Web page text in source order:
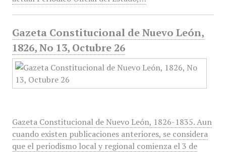
Gazeta Constitucional de Nuevo León,
1826, No 13, Octubre 26
Gazeta Constitucional de Nuevo León, 1826-1835. Aun
cuando existen publicaciones anteriores, se considera
que el periodismo local y regional comienza el 3 de